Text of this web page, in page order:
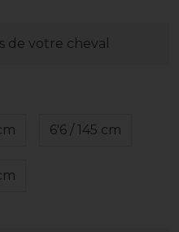
de votre cheval
6'6 / 145 cm